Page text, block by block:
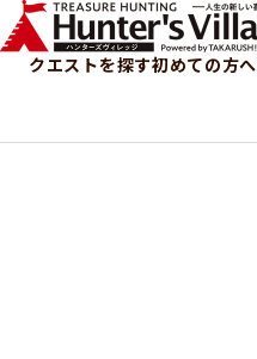
クエストを探す初めての方へ